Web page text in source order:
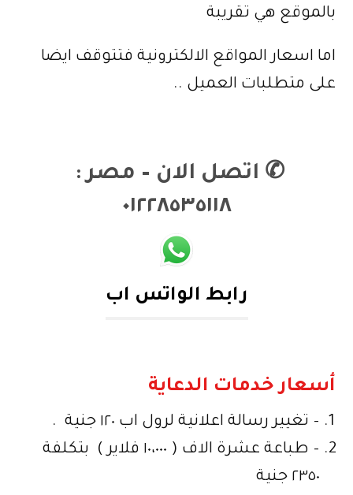
بالموقع هي تقريبة
اما اسعار المواقع الالكترونية فتتوقف ايضا
على متطلبات العميل ..
✆ اتصل الان – مصر :
٠١٢٢٨٥٣٥١١٨
رابط الواتس اب
أسعار خدمات الدعاية
– تغيير رسالة اعلانية لرول اب ١٢٠ جنية .
– طباعة عشرة الاف ( ١٠،٠٠٠ فلاير ) بتكلفة
٢٣٥٠ جنية